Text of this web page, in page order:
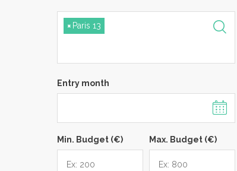
× Paris 13
Entry month
Min. Budget (€) Max. Budget (€)